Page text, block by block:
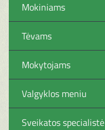
Mokiniams
Tėvams
Mokytojams
Valgyklos meniu
Sveikatos specialistė